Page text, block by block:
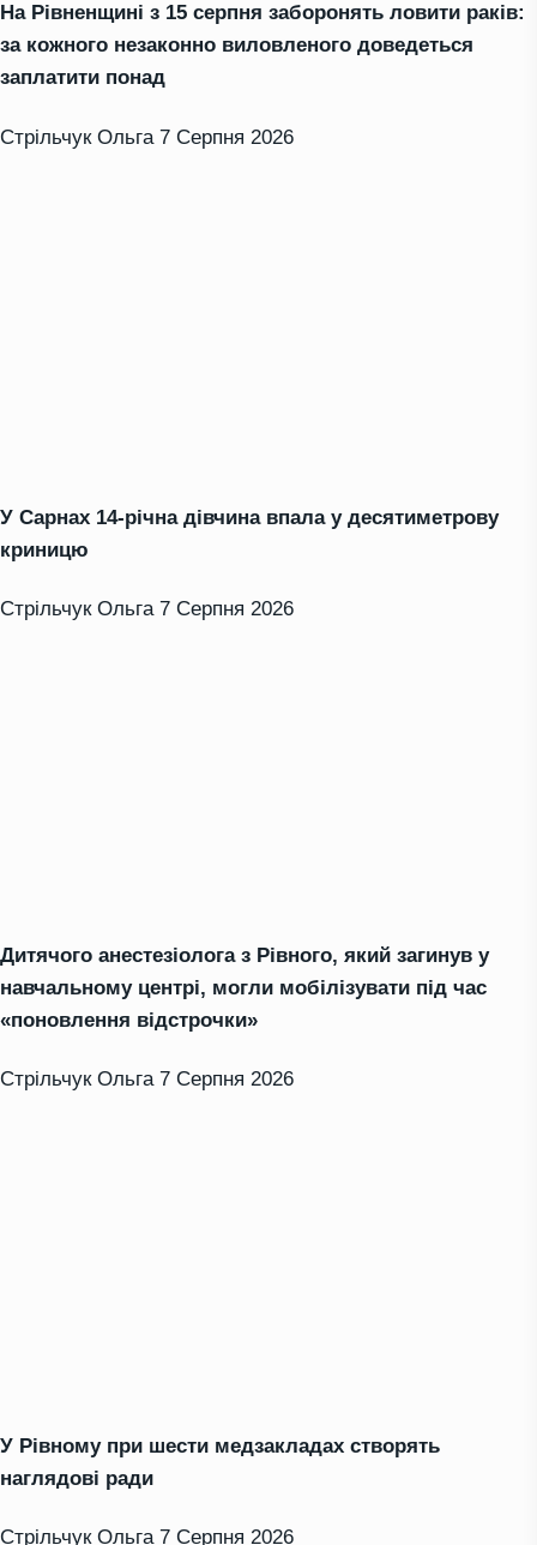
На Рівненщині з 15 серпня заборонять ловити раків:
за кожного незаконно виловленого доведеться
заплатити понад
Стрільчук Ольга 7 Серпня 2026
У Сарнах 14-річна дівчина впала у десятиметрову
криницю
Стрільчук Ольга 7 Серпня 2026
Дитячого анестезіолога з Рівного, який загинув у
навчальному центрі, могли мобілізувати під час
«поновлення відстрочки»
Стрільчук Ольга 7 Серпня 2026
У Рівному при шести медзакладах створять
наглядові ради
Стрільчук Ольга 7 Серпня 2026